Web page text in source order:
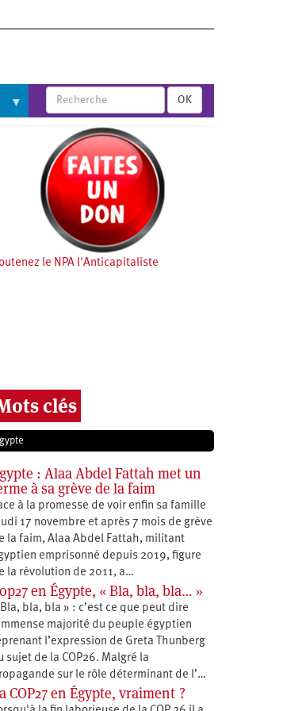
OK
le NPA l'Anticapitaliste
clés
: Alaa Abdel Fattah met un
à sa grève de la faim
à la promesse de voir enfin sa famille
17 novembre et après 7 mois de grève
la faim, Alaa Abdel Fattah, militant
emprisonné depuis 2019, figure
la révolution de 2011, a…
en Égypte, « Bla, bla, bla… »
bla, bla » : c’est ce que peut dire
majorité du peuple égyptien
l’expression de Greta Thunberg
sujet de la COP26. Malgré la
sur le rôle déterminant de l’…
COP27 en Égypte, vraiment ?